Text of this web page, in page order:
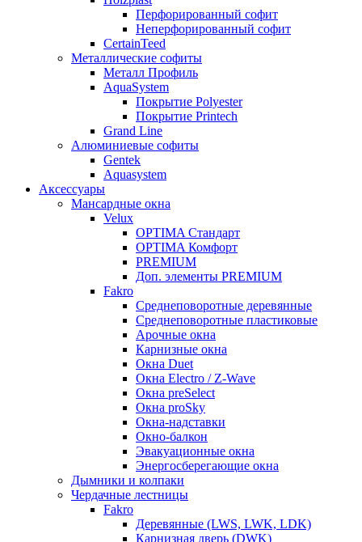
Перфорированный софит
Неперфорированный софит
CertainTeed
Металлические софиты
Металл Профиль
AquaSystem
Покрытие Polyester
Покрытие Printech
Grand Line
Алюминиевые софиты
Gentek
Aquasystem
Аксессуары
Мансардные окна
Velux
OPTIMA Стандарт
OPTIMA Комфорт
PREMIUM
Доп. элементы PREMIUM
Fakro
Cреднеповоротные деревянные
Cреднеповоротные пластиковые
Арочные окна
Карнизные окна
Окна Duet
Окна Electro / Z-Wave
Окна preSelect
Окна proSky
Окна-надставки
Окно-балкон
Эвакуационные окна
Энергосберегающие окна
Дымники и колпаки
Чердачные лестницы
Fakro
Деревянные (LWS, LWK, LDK)
Карнизная дверь (DWK)